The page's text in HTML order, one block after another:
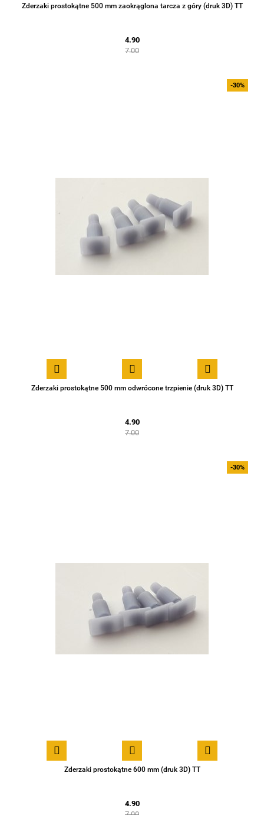
Zderzaki prostokątne 500 mm zaokrąglona tarcza z góry (druk 3D) TT
4.90
7.00
Zderzaki prostokątne 500 mm odwrócone trzpienie (druk 3D) TT
4.90
-30%
7.00
Zderzaki prostokątne 600 mm (druk 3D) TT
4.90
-30%